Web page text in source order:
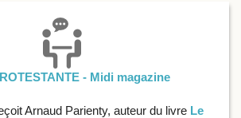
- Midi magazine
Arnaud Parienty, auteur du livre Le